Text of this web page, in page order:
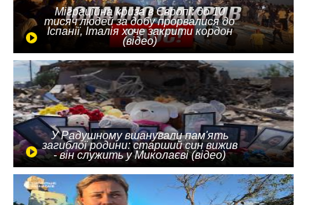
Міграційна криза в Європі: до 10
тисяч людей за добу прорвалися до
Іспанії, Італія хоче закрити кордон
(відео)
У Радушному вшанували пам'ять
загиблої родини: старший син вижив
- він служить у Миколаєві (відео)